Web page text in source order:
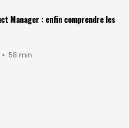
Manager : enfin comprendre les
• 58 min